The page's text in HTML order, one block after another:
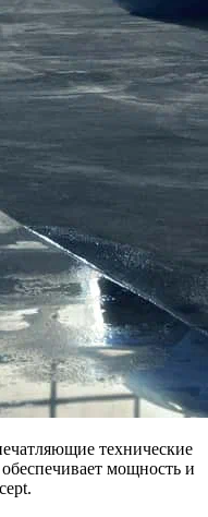
технические
мощность и